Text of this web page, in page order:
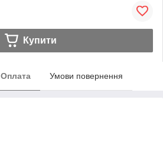
Купити
Оплата Умови повернення